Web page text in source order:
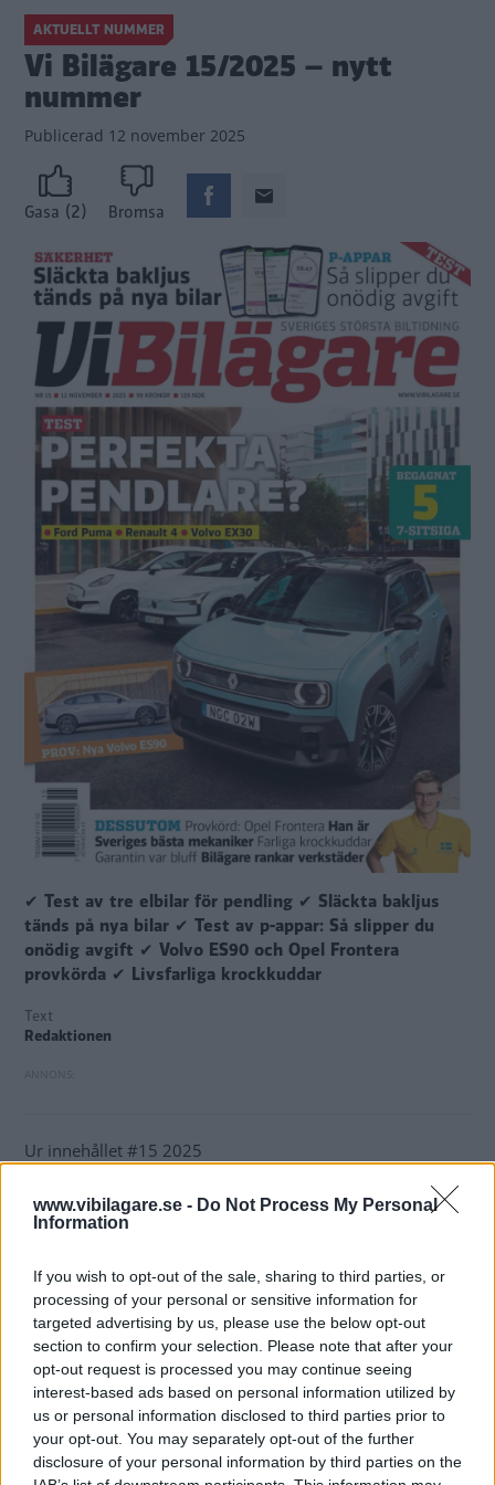
www.vibilagare.se - Do Not Process My Personal
Information
If you wish to opt-out of the sale, sharing to third parties, or
processing of your personal or sensitive information for
targeted advertising by us, please use the below opt-out
section to confirm your selection. Please note that after your
opt-out request is processed you may continue seeing
interest-based ads based on personal information utilized by
us or personal information disclosed to third parties prior to
your opt-out. You may separately opt-out of the further
disclosure of your personal information by third parties on the
AKTUELLT NUMMER
Vi Bilägare 15/2025 – nytt
nummer
Publicerad 12 november 2025
Gasa (2) Bromsa
✔ Test av tre elbilar för pendling ✔ Släckta bakljus
tänds på nya bilar ✔ Test av p-appar: Så slipper du
onödig avgift ✔ Volvo ES90 och Opel Frontera
provkörda ✔ Livsfarliga krockkuddar
Text
Redaktionen
Ur innehållet #15 2025
Pendlingspraliner
vardagskörningen. Vilken är aptitligast av körglada Ford
Puma, formstarka Renault 4 eller snabbfotade Volvo
EX30?
Provkört:
Volvo ES90
Opel Frontera
Agile SCX + fler danska bilar